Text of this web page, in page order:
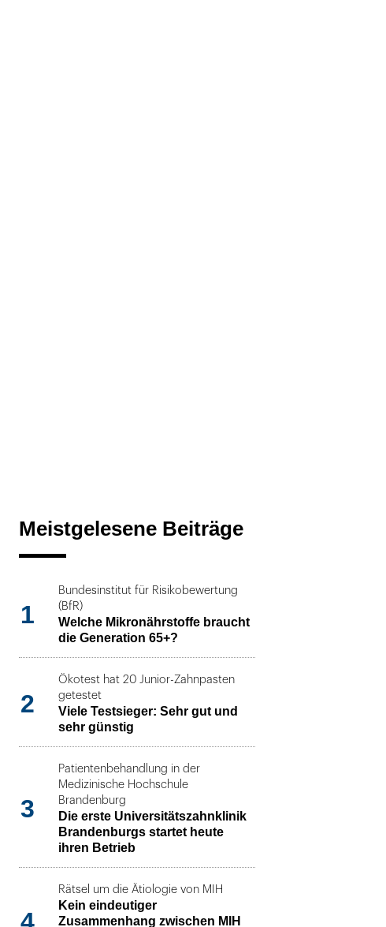
Meistgelesene Beiträge
1
Bundesinstitut für Risikobewertung
(BfR)
Welche Mikronährstoffe braucht
die Generation 65+?
2
Ökotest hat 20 Junior-Zahnpasten
getestet
Viele Testsieger: Sehr gut und
sehr günstig
3
Patientenbehandlung in der
Medizinische Hochschule
Brandenburg
Die erste Universitätszahnklinik
Brandenburgs startet heute
ihren Betrieb
4
Rätsel um die Ätiologie von MIH
Kein eindeutiger
Zusammenhang zwischen MIH